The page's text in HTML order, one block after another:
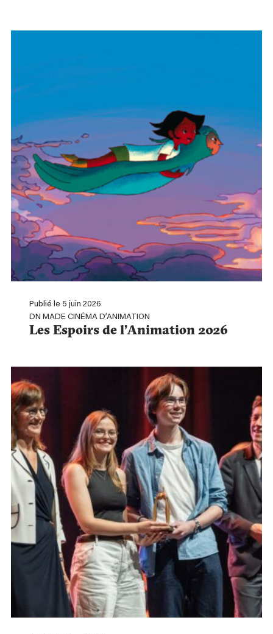
Publié le 5 juin 2026
DN MADE CINÉMA D’ANIMATION
Les Espoirs de l’Animation 2026